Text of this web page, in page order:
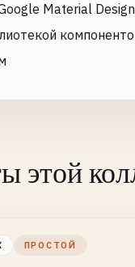
Material
этой
ПРОСТОЙ